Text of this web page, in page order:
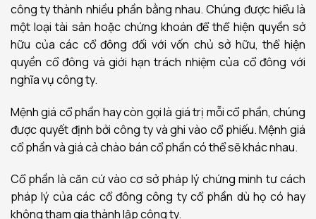
công ty thành nhiều phần bằng nhau. Chúng được hiểu là
một loại tài sản hoặc chứng khoán để thể hiện quyền sở
hữu của các cổ đông đối với vốn chủ sở hữu, thể hiện
quyền cổ đông và giới hạn trách nhiệm của cổ đông với
nghĩa vụ công ty.
Mệnh giá cổ phần hay còn gọi là giá trị mỗi cổ phần, chúng
được quyết định bởi công ty và ghi vào cổ phiếu. Mệnh giá
cổ phần và giá cả chào bán cổ phần có thể sẽ khác nhau.
Cổ phần là căn cứ vào cơ sở pháp lý chứng minh tư cách
pháp lý của các cổ đông công ty cổ phần dù họ có hay
không tham gia thành lập công ty.